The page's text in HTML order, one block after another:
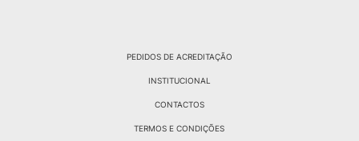
PEDIDOS DE ACREDITAÇÃO
INSTITUCIONAL
CONTACTOS
TERMOS E CONDIÇÕES